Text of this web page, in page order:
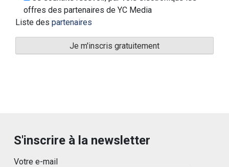
offres des partenaires de YC Media
Liste des partenaires
S'inscrire à la newsletter
Votre e-mail